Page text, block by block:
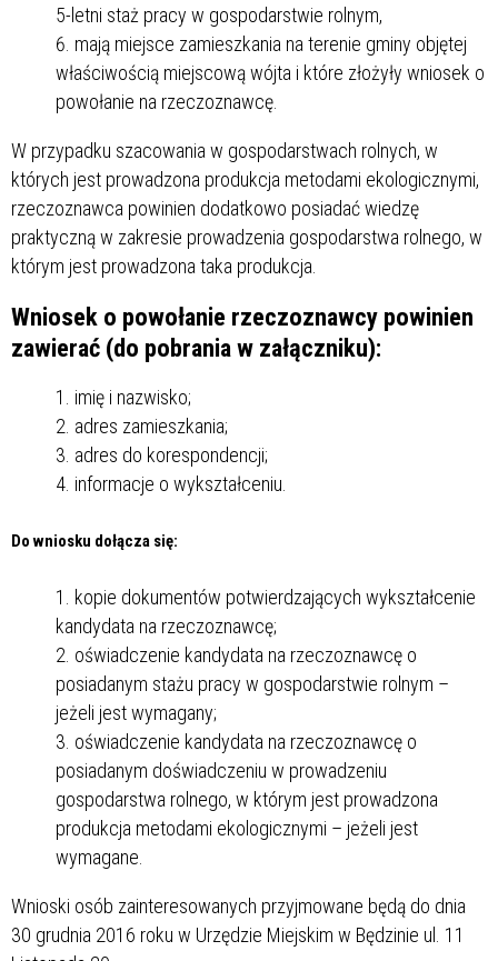
5-letni staż pracy w gospodarstwie rolnym,
mają miejsce zamieszkania na terenie gminy objętej
właściwością miejscową wójta i które złożyły wniosek o
powołanie na rzeczoznawcę.
W przypadku szacowania w gospodarstwach rolnych, w
których jest prowadzona produkcja metodami ekologicznymi,
rzeczoznawca powinien dodatkowo posiadać wiedzę
praktyczną w zakresie prowadzenia gospodarstwa rolnego, w
którym jest prowadzona taka produkcja.
Wniosek o powołanie rzeczoznawcy powinien
zawierać (do pobrania w załączniku):
imię i nazwisko;
adres zamieszkania;
adres do korespondencji;
informacje o wykształceniu.
Do wniosku dołącza się:
kopie dokumentów potwierdzających wykształcenie
kandydata na rzeczoznawcę;
oświadczenie kandydata na rzeczoznawcę o
posiadanym stażu pracy w gospodarstwie rolnym –
jeżeli jest wymagany;
oświadczenie kandydata na rzeczoznawcę o
posiadanym doświadczeniu w prowadzeniu
gospodarstwa rolnego, w którym jest prowadzona
produkcja metodami ekologicznymi – jeżeli jest
wymagane.
Wnioski osób zainteresowanych przyjmowane będą do dnia
30 grudnia 2016 roku w Urzędzie Miejskim w Będzinie ul. 11